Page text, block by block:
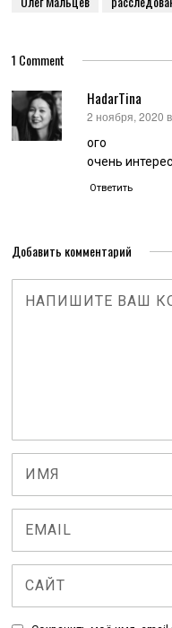
1 Comment
HadarTina
:2 ноября, 2020
ого
очень
Ответить
Добавить комментарий